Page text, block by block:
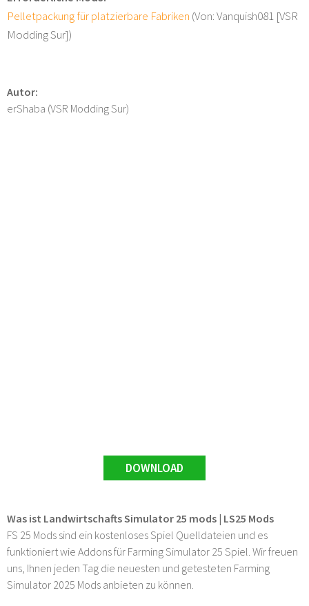
Pelletpackung für platzierbare Fabriken (Von: Vanquish081 [VSR
Modding Sur])
Autor:
erShaba (VSR Modding Sur)
DOWNLOAD
Was ist Landwirtschafts Simulator 25 mods | LS25 Mods
FS 25 Mods sind ein kostenloses Spiel Quelldateien und es
funktioniert wie Addons für Farming Simulator 25 Spiel. Wir freuen
uns, Ihnen jeden Tag die neuesten und getesteten Farming
Simulator 2025 Mods anbieten zu können.